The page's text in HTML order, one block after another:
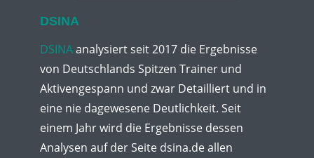
DSINA
DSINAanalysiert seit 2017 die Ergebnisse
von Deutschlands Spitzen Trainer und
Aktivengespann und zwar Detailliert und in
eine nie dagewesene Deutlichkeit. Seit
einem Jahr wird die Ergebnisse dessen
Analysen auf der Seite dsina.de allen